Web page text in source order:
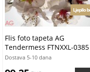
Flis foto tapeta AG
Tendermess FTNXXL-
360x270 cm
Ljepilo
Dostava 5-10 dana